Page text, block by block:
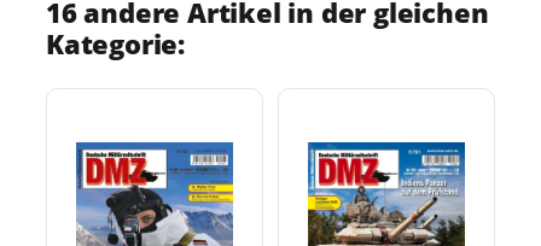
16 andere Artikel in der gleichen
Kategorie: